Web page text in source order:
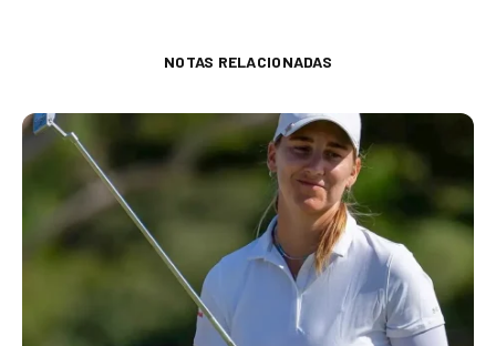
NOTAS RELACIONADAS